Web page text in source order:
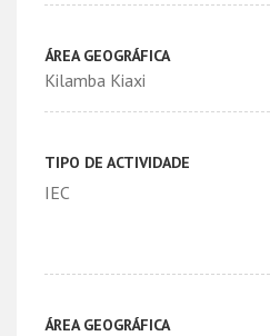
ÁREA GEOGRÁFICA
Kilamba Kiaxi
TIPO DE ACTIVIDADE
IEC
ÁREA GEOGRÁFICA